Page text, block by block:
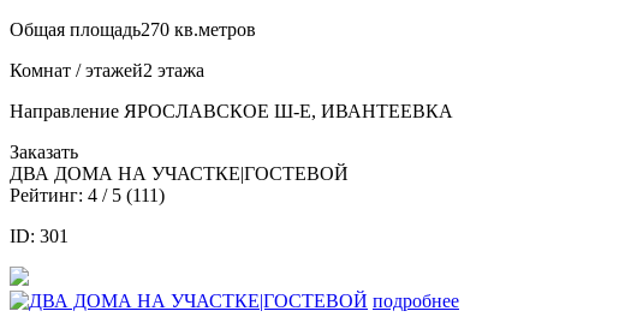
Общая площадь270 кв.метров
Комнат / этажей2 этажа
Направление ЯРОСЛАВСКОЕ Ш-Е, ИВАНТЕЕВКА
Заказать
ДВА ДОМА НА УЧАСТКЕ|ГОСТЕВОЙ
Рейтинг: 4 / 5 (111)
ID: 301
подробнее